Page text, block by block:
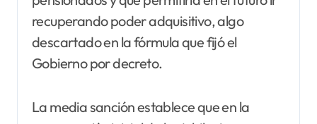
recuperando poder adquisitivo, algo
descartado en la fórmula que fijó el
Gobierno por decreto.
La media sanción establece que en la